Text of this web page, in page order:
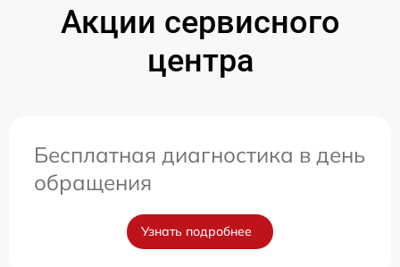
Акции сервисного
центра
Бесплатная диагностика в день
обращения
Узнать подробнее